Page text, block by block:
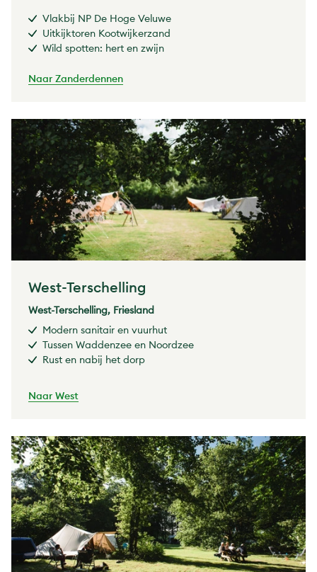
Vlakbij NP De Hoge Veluwe
Uitkijktoren Kootwijkerzand
Wild spotten: hert en zwijn
Naar Zanderdennen
West-Terschelling
West-Terschelling, Friesland
Modern sanitair en vuurhut
Tussen Waddenzee en Noordzee
Rust en nabij het dorp
Naar West